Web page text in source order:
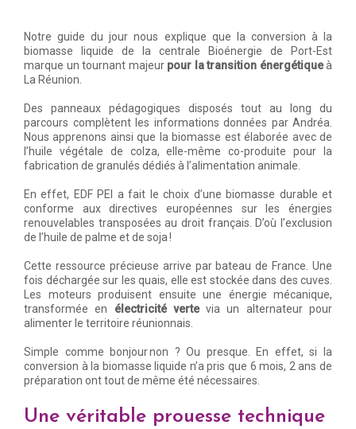
Notre guide du jour nous explique que la conversion à la
biomasse liquide de la centrale Bioénergie de Port-Est
marque un tournant majeur pour la transition énergétiqueà
La Réunion.
Des panneaux pédagogiques disposés tout au long du
parcours complètent les informations données par Andréa.
Nous apprenons ainsi que la biomasse est élaborée avec de
l’huile végétale de colza, elle-même co-produite pour la
fabrication de granulés dédiés à l’alimentation animale.
En effet, EDF PEI a fait le choix d’une biomasse durable et
conforme aux directives européennes sur les énergies
renouvelables transposées au droit français. D’où l’exclusion
de l’huile de palme et de soja !
Cette ressource précieuse arrive par bateau de France. Une
fois déchargée sur les quais, elle est stockée dans des cuves.
Les moteurs produisent ensuite une énergie mécanique,
transformée en électricité vertevia un alternateur pour
alimenter le territoire réunionnais.
Simple comme bonjour non ? Ou presque. En effet, si la
conversion à la biomasse liquide n’a pris que 6 mois, 2 ans de
préparation ont tout de même été nécessaires.
Une véritable prouesse technique